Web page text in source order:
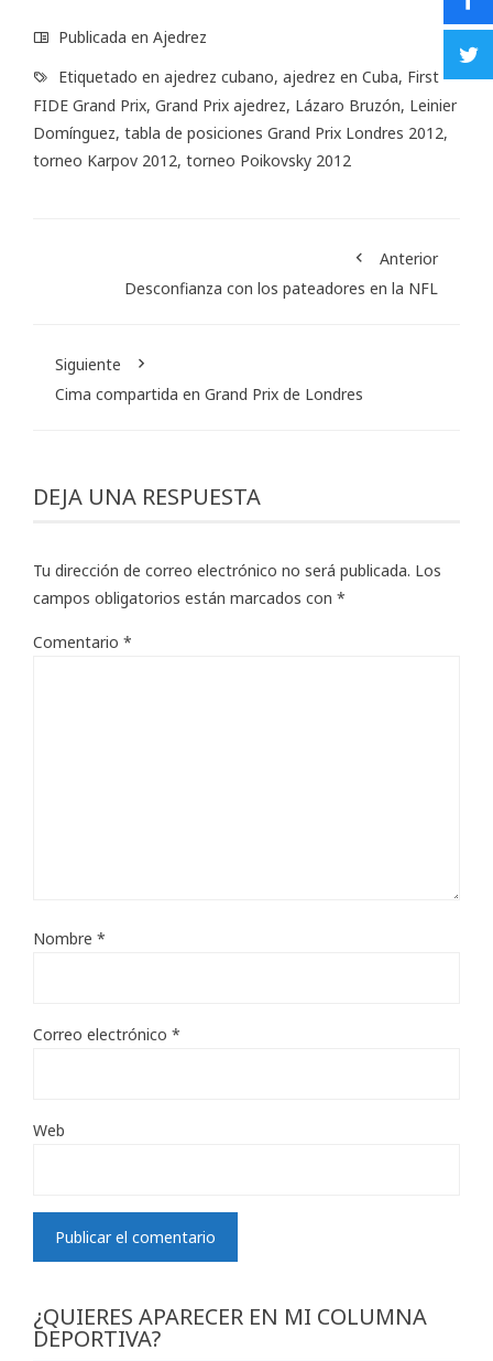
Publicada en Ajedrez
Etiquetado en ajedrez cubano, ajedrez en Cuba, First
FIDE Grand Prix, Grand Prix ajedrez, Lázaro Bruzón, Leinier
Domínguez, tabla de posiciones Grand Prix Londres 2012,
torneo Karpov 2012, torneo Poikovsky 2012
Anterior
Desconfianza con los pateadores en la NFL
Siguiente
Cima compartida en Grand Prix de Londres
DEJA UNA RESPUESTA
Tu dirección de correo electrónico no será publicada. Los
campos obligatorios están marcados con *
Comentario *
Nombre *
Correo electrónico *
Web
¿QUIERES APARECER EN MI COLUMNA
DEPORTIVA?